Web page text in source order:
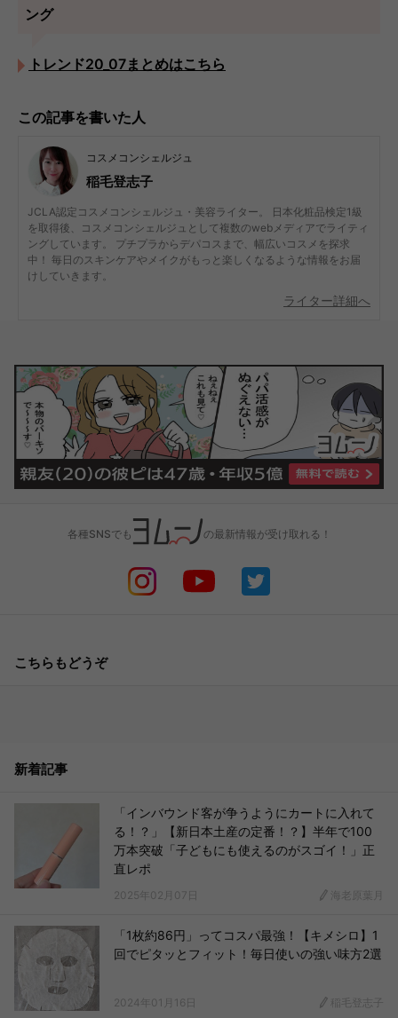
ング
トレンド20_07まとめはこちら
この記事を書いた人
コスメコンシェルジュ
稲毛登志子
JCLA認定コスメコンシェルジュ・美容ライター。 日本化粧品検定1級
を取得後、コスメコンシェルジュとして複数のwebメディアでライティ
ングしています。 プチプラからデパコスまで、幅広いコスメを探求
中！ 毎日のスキンケアやメイクがもっと楽しくなるような情報をお届
けしていきます。
ライター詳細へ
各種SNSでも の最新情報が受け取れる！
こちらもどうぞ
新着記事
「インバウンド客が争うようにカートに入れて
る！？」【新日本土産の定番！？】半年で100
万本突破「子どもにも使えるのがスゴイ！」正
直レポ
2025年02月07日 海老原葉月
「1枚約86円」ってコスパ最強！【キメシロ】1
回でピタッとフィット！毎日使いの強い味方2選
2024年01月16日 稲毛登志子